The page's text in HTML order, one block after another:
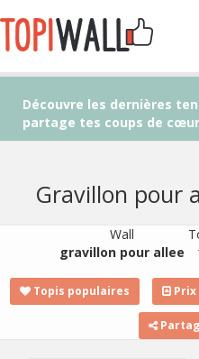
Découvre les dernières
partage tes coups de
Gravillon pour
Wall
gravillon pour allee
Topis populaires